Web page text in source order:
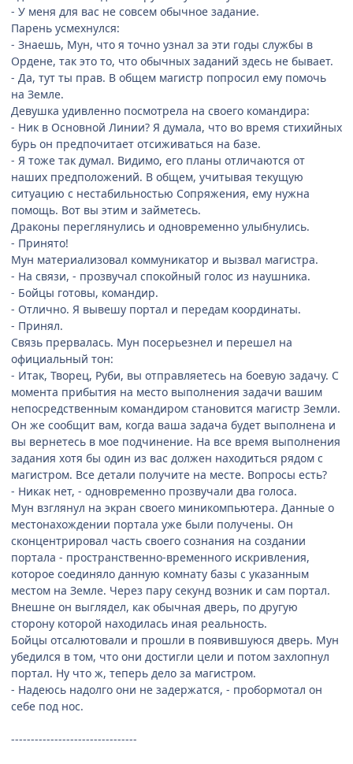
- У меня для вас не совсем обычное задание.
Парень усмехнулся:
- Знаешь, Мун, что я точно узнал за эти годы службы в
Ордене, так это то, что обычных заданий здесь не бывает.
- Да, тут ты прав. В общем магистр попросил ему помочь
на Земле.
Девушка удивленно посмотрела на своего командира:
- Ник в Основной Линии? Я думала, что во время стихийных
бурь он предпочитает отсиживаться на базе.
- Я тоже так думал. Видимо, его планы отличаются от
наших предположений. В общем, учитывая текущую
ситуацию с нестабильностью Сопряжения, ему нужна
помощь. Вот вы этим и займетесь.
Драконы переглянулись и одновременно улыбнулись.
- Принято!
Мун материализовал коммуникатор и вызвал магистра.
- На связи, - прозвучал спокойный голос из наушника.
- Бойцы готовы, командир.
- Отлично. Я вывешу портал и передам координаты.
- Принял.
Связь прервалась. Мун посерьезнел и перешел на
официальный тон:
- Итак, Творец, Руби, вы отправляетесь на боевую задачу. С
момента прибытия на место выполнения задачи вашим
непосредственным командиром становится магистр Земли.
Он же сообщит вам, когда ваша задача будет выполнена и
вы вернетесь в мое подчинение. На все время выполнения
задания хотя бы один из вас должен находиться рядом с
магистром. Все детали получите на месте. Вопросы есть?
- Никак нет, - одновременно прозвучали два голоса.
Мун взглянул на экран своего миникомпьютера. Данные о
местонахождении портала уже были получены. Он
сконцентрировал часть своего сознания на создании
портала - пространственно-временного искривления,
которое соединяло данную комнату базы с указанным
местом на Земле. Через пару секунд возник и сам портал.
Внешне он выглядел, как обычная дверь, по другую
сторону которой находилась иная реальность.
Бойцы отсалютовали и прошли в появившуюся дверь. Мун
убедился в том, что они достигли цели и потом захлопнул
портал. Ну что ж, теперь дело за магистром.
- Надеюсь надолго они не задержатся, - пробормотал он
себе под нос.
--------------------------------